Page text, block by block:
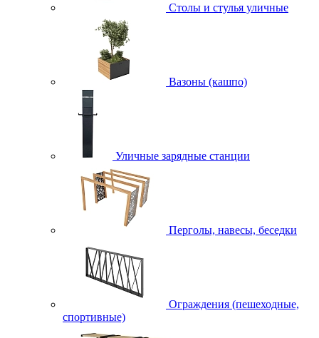
Столы и стулья уличные
Вазоны (кашпо)
Уличные зарядные станции
Перголы, навесы, беседки
Ограждения (пешеходные,
спортивные)